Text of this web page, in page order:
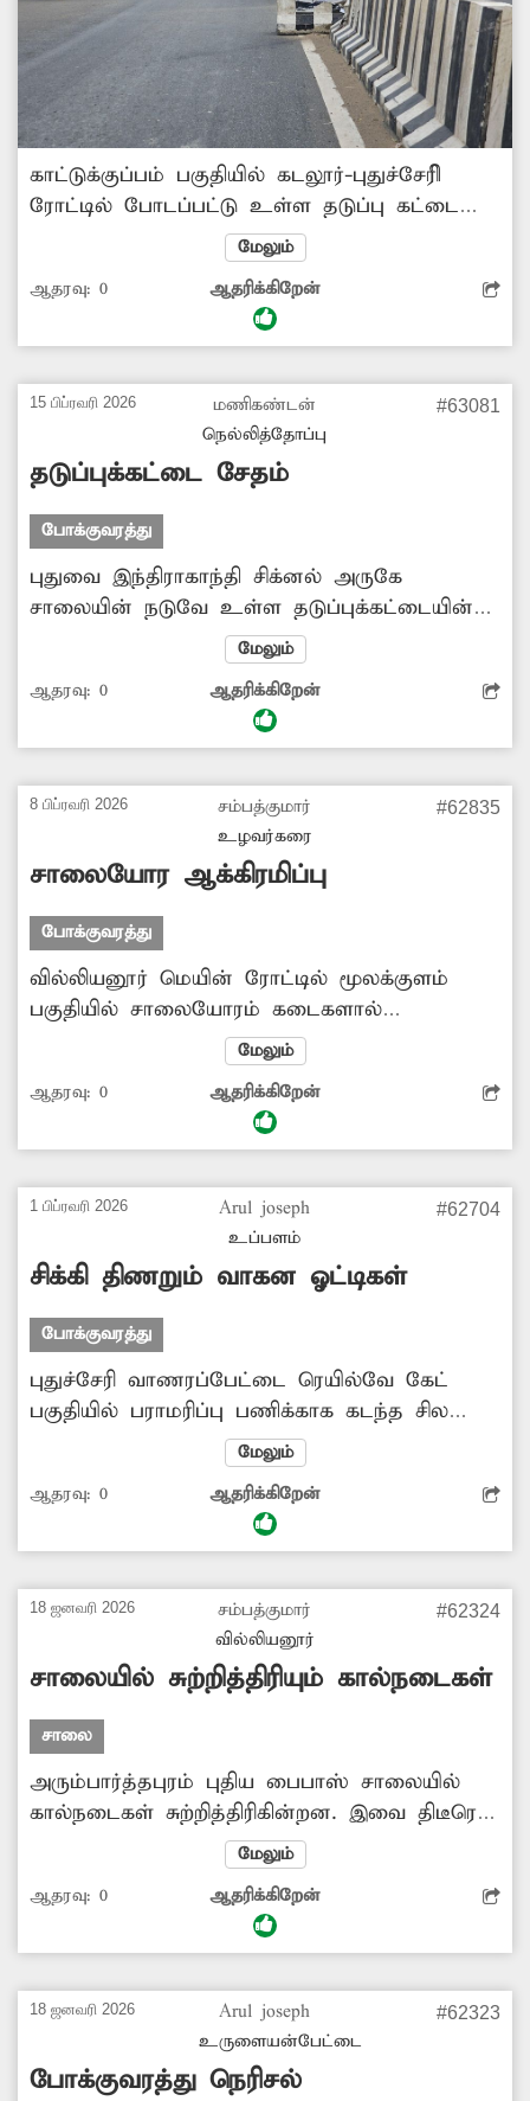
காட்டுக்குப்பம் பகுதியில் கடலூர்-புதுச்சேரிி
ரோட்டில் போடப்பட்டு உள்ள தடுப்பு கட்டை
விபத்து ஏற்படும் வகையில் இருந்து வருகிறது.
அதனை சரிசெய்ய வேண்டும்.
மேலும்
ஆதரவு: 0 ஆதரிக்கிறேன்
15 பிப்ரவரி 2026
மணிகண்டன்
நெல்லித்தோப்பு
#63081
தடுப்புக்கட்டை சேதம்
போக்குவரத்து
புதுவை இந்திராகாந்தி சிக்னல் அருகே
சாலையின் நடுவே உள்ள தடுப்புக்கட்டையின்
சுவர் சேதமடைந்துபோய் உள்ளது. இதனால்
விபத்து ஏற்படும் அபாயம் உள்ளது. உடைந்த
சுவரை சரி செய்ய வேண்டும்.
மேலும்
ஆதரவு: 0 ஆதரிக்கிறேன்
8 பிப்ரவரி 2026
சம்பத்குமார்
உழவர்கரை
#62835
சாலையோர ஆக்கிரமிப்பு
போக்குவரத்து
வில்லியனூர் மெயின் ரோட்டில் மூலக்குளம்
பகுதியில் சாலையோரம் கடைகளால்
ஆக்கிரமிப்பு அதிகமாக உள்ளதால்
போக்குவரத்து நெரிசல் ஏற்பட்டு வருகிறது.
ஆக்கிரமிப்பை அகற்ற சம்பந்தப்பட்ட
அதிகாரிகள் நடவடிக்கை எடுக்க வேண்டும்.
மேலும்
ஆதரவு: 0 ஆதரிக்கிறேன்
1 பிப்ரவரி 2026
Arul joseph
உப்பளம்
#62704
சிக்கி திணறும் வாகன ஓட்டிகள்
போக்குவரத்து
புதுச்சேரி வாணரப்பேட்டை ரெயில்வே கேட்
பகுதியில் பராமரிப்பு பணிக்காக கடந்த சில
நாட்களுக்கு முன் சாலை தோண்டப்பட்டது.
இன்னும் சரிசெய்யாததால் அந்த வழியாக
இருசக்கர வாகனத்தில் செல்லும் வாகன
ஓட்டிகள் சிக்கி திணறி வருகின்றனர். ரெயில்வே
மேலும்
ஆதரவு: 0 ஆதரிக்கிறேன்
18 ஜனவரி 2026
சம்பத்குமார்
வில்லியனூர்
#62324
சாலையில் சுற்றித்திரியும் கால்நடைகள்
சாலை
அரும்பார்த்தபுரம் புதிய பைபாஸ் சாலையில்
கால்நடைகள் சுற்றித்திரிகின்றன. இவை திடீரென
சாலையை கடப்பதால் வாகன ஓட்டிகள்
விபத்தில் சிக்கி வருகின்றனர். எனவே
சம்பந்தப்பட்ட அதிகாரிகள் நடவடிக்கை எடுத்து
சாலையில் திரியும் கால்நடைகளை பறிமுதல்
மேலும்
ஆதரவு: 0 ஆதரிக்கிறேன்
18 ஜனவரி 2026
Arul joseph
உருளையன்பேட்டை
#62323
போக்குவரத்து நெரிசல்